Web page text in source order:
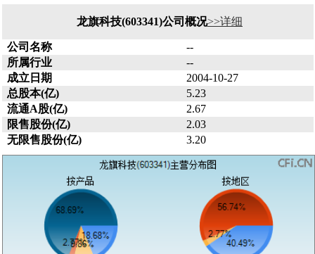
龙旗科技(603341)公司概况>>详细
公司名称
--
所属行业
--
成立日期
2004-10-27
总股本(亿)
5.23
流通A股(亿)
2.67
限售股份(亿)
2.03
无限售股份(亿)
3.20